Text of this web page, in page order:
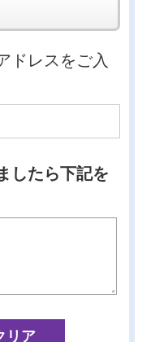
ドレスをご入
したら下記を